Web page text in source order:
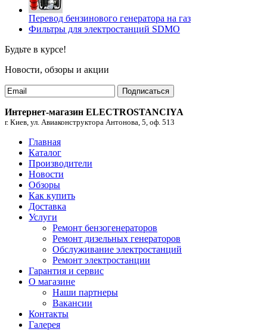
Перевод бензинового генератора на газ
Фильтры для электростанций SDMO
Будьте в курсе!
Новости, обзоры и акции
Подписаться
Интернет-магазин ELECTROSTANCIYA
г. Киев, ул. Авиаконструктора Антонова, 5, оф. 513
Главная
Каталог
Производители
Новости
Обзоры
Как купить
Доставка
Услуги
Ремонт бензогенераторов
Ремонт дизельных генераторов
Обслуживание электростанций
Ремонт электростанции
Гарантия и сервис
О магазине
Наши партнеры
Вакансии
Контакты
Галерея